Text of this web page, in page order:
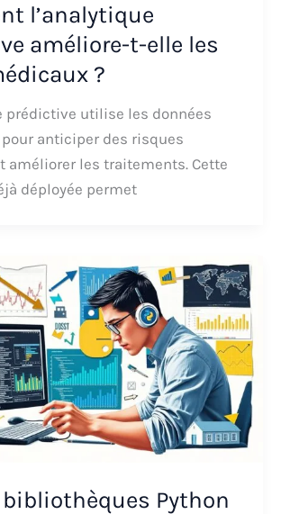
l’analytique
améliore-t-elle les
?
prédictive utilise les données
anticiper des risques
améliorer les traitements. Cette
déployée permet
bibliothèques Python